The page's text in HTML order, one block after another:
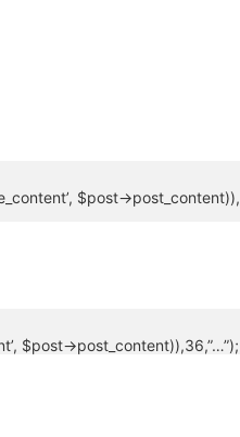
$post-
$post-